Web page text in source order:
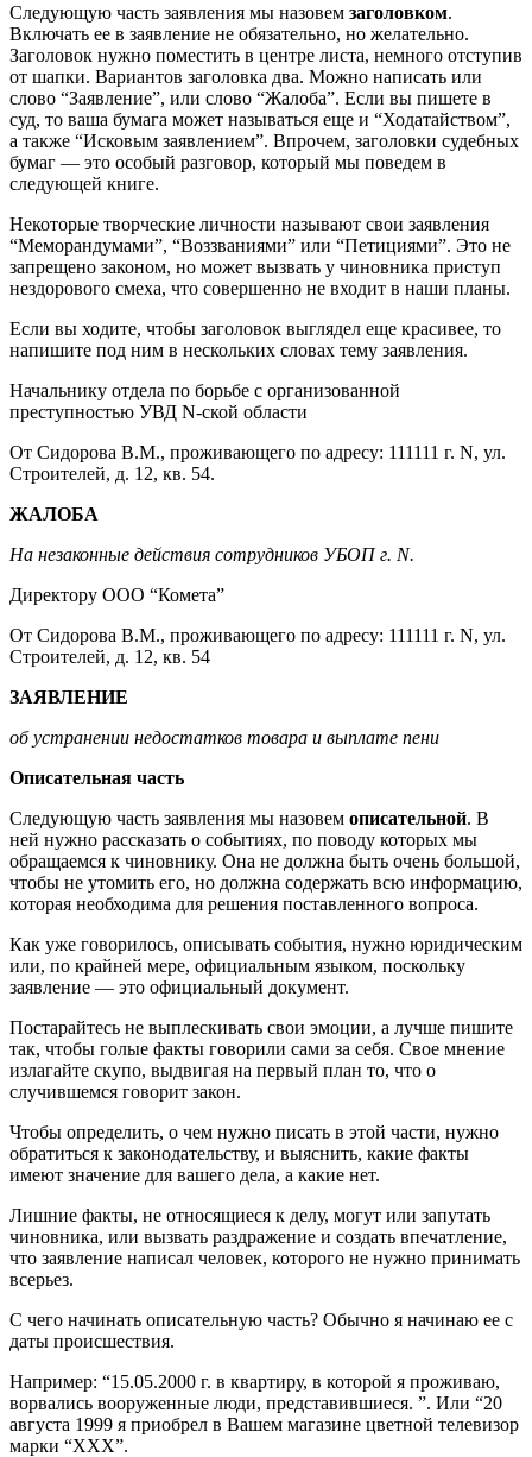
Следующую часть заявления мы назовем заголовком.
Включать ее в заявление не обязательно, но желательно.
Заголовок нужно поместить в центре листа, немного отступив
от шапки. Вариантов заголовка два. Можно написать или
слово “Заявление”, или слово “Жалоба”. Если вы пишете в
суд, то ваша бумага может называться еще и “Ходатайством”,
а также “Исковым заявлением”. Впрочем, заголовки судебных
бумаг — это особый разговор, который мы поведем в
следующей книге.
Некоторые творческие личности называют свои заявления
“Меморандумами”, “Воззваниями” или “Петициями”. Это не
запрещено законом, но может вызвать у чиновника приступ
нездорового смеха, что совершенно не входит в наши планы.
Если вы ходите, чтобы заголовок выглядел еще красивее, то
напишите под ним в нескольких словах тему заявления.
Начальнику отдела по борьбе с организованной
преступностью УВД N-ской области
От Сидорова В.М., проживающего по адресу: 111111 г. N, ул.
Строителей, д. 12, кв. 54.
ЖАЛОБА
На незаконные действия сотрудников УБОП г. N.
Директору ООО “Комета”
От Сидорова В.М., проживающего по адресу: 111111 г. N, ул.
Строителей, д. 12, кв. 54
ЗАЯВЛЕНИЕ
об устранении недостатков товара и выплате пени
Описательная часть
Следующую часть заявления мы назовем описательной. В
ней нужно рассказать о событиях, по поводу которых мы
обращаемся к чиновнику. Она не должна быть очень большой,
чтобы не утомить его, но должна содержать всю информацию,
которая необходима для решения поставленного вопроса.
Как уже говорилось, описывать события, нужно юридическим
или, по крайней мере, официальным языком, поскольку
заявление — это официальный документ.
Постарайтесь не выплескивать свои эмоции, а лучше пишите
так, чтобы голые факты говорили сами за себя. Свое мнение
излагайте скупо, выдвигая на первый план то, что о
случившемся говорит закон.
Чтобы определить, о чем нужно писать в этой части, нужно
обратиться к законодательству, и выяснить, какие факты
имеют значение для вашего дела, а какие нет.
Лишние факты, не относящиеся к делу, могут или запутать
чиновника, или вызвать раздражение и создать впечатление,
что заявление написал человек, которого не нужно принимать
всерьез.
С чего начинать описательную часть? Обычно я начинаю ее с
даты происшествия.
Например: “15.05.2000 г. в квартиру, в которой я проживаю,
ворвались вооруженные люди, представившиеся. ”. Или “20
августа 1999 я приобрел в Вашем магазине цветной телевизор
марки “ХХХ”.